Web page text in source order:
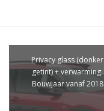
Privacy glass (donker
getint) + verwarming.
Bouwjaar vanaf 2018